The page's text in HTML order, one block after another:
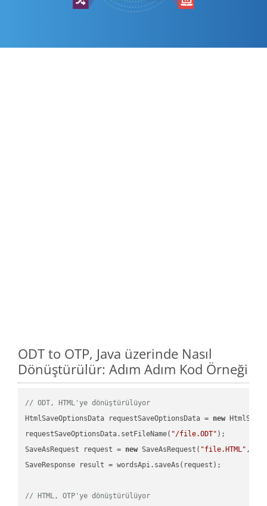
ODT to OTP, Java üzerinde Nasıl
Dönüştürülür: Adım Adım Kod Örneği
// ODT, HTML'ye dönüştürülüyor
HtmlSaveOptionsData requestSaveOptionsData = new
requestSaveOptionsData.setFileName( "/file.ODT" );
SaveAsRequest request = new SaveAsRequest( "file.HTML"
SaveResponse result = wordsApi.saveAs(request);
// HTML, OTP'ye dönüştürülüyor